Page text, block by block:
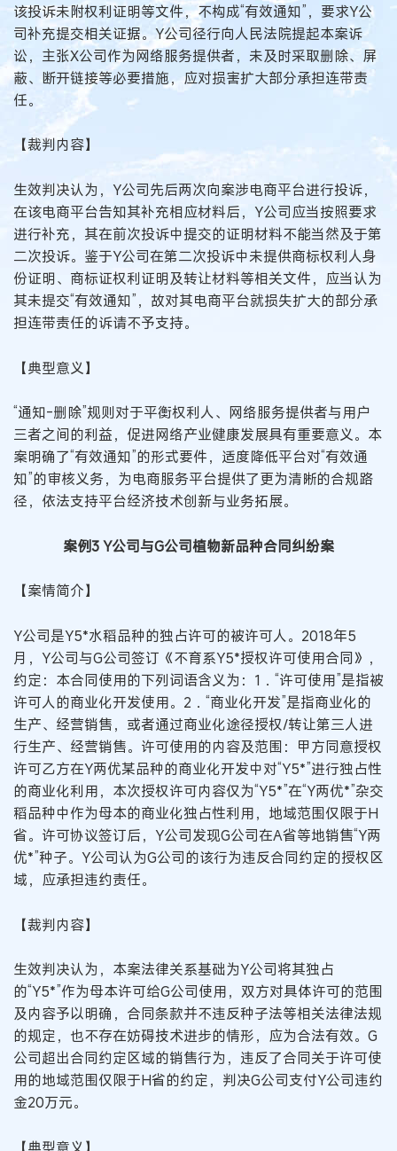
该投诉未附权利证明等文件，不构成“有效通知”，要求Y公
司补充提交相关证据。Y公司径行向人民法院提起本案诉
讼，主张X公司作为网络服务提供者，未及时采取删除、屏
蔽、断开链接等必要措施，应对损害扩大部分承担连带责
任。
【裁判内容】
生效判决认为，Y公司先后两次向案涉电商平台进行投诉，
在该电商平台告知其补充相应材料后，Y公司应当按照要求
进行补充，其在前次投诉中提交的证明材料不能当然及于第
二次投诉。鉴于Y公司在第二次投诉中未提供商标权利人身
份证明、商标证权利证明及转让材料等相关文件，应当认为
其未提交“有效通知”，故对其电商平台就损失扩大的部分承
担连带责任的诉请不予支持。
【典型意义】
“通知-删除”规则对于平衡权利人、网络服务提供者与用户
三者之间的利益，促进网络产业健康发展具有重要意义。本
案明确了“有效通知”的形式要件，适度降低平台对“有效通
知”的审核义务，为电商服务平台提供了更为清晰的合规路
径，依法支持平台经济技术创新与业务拓展。
案例3 Y公司与G公司植物新品种合同纠纷案
【案情简介】
Y公司是Y5*水稻品种的独占许可的被许可人。2018年5
月，Y公司与G公司签订《不育系Y5*授权许可使用合同》，
约定：本合同使用的下列词语含义为：1．“许可使用”是指被
许可人的商业化开发使用。2．“商业化开发”是指商业化的
生产、经营销售，或者通过商业化途径授权/转让第三人进
行生产、经营销售。许可使用的内容及范围：甲方同意授权
许可乙方在Y两优某品种的商业化开发中对“Y5*”进行独占性
的商业化利用，本次授权许可内容仅为“Y5*”在“Y两优*”杂交
稻品种中作为母本的商业化独占性利用，地域范围仅限于H
省。许可协议签订后，Y公司发现G公司在A省等地销售“Y两
优*”种子。Y公司认为G公司的该行为违反合同约定的授权区
域，应承担违约责任。
【裁判内容】
生效判决认为，本案法律关系基础为Y公司将其独占
的“Y5*”作为母本许可给G公司使用，双方对具体许可的范围
及内容予以明确，合同条款并不违反种子法等相关法律法规
的规定，也不存在妨碍技术进步的情形，应为合法有效。G
公司超出合同约定区域的销售行为，违反了合同关于许可使
用的地域范围仅限于H省的约定，判决G公司支付Y公司违约
金20万元。